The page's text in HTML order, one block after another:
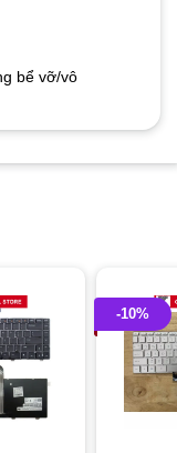
bể vỡ/vô
-10%